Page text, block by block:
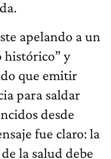
apelando a un
histórico” y
que emitir
para saldar
desde
fue claro: la
la salud debe